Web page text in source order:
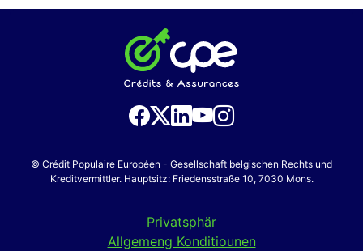
© Crédit Populaire Européen - Gesellschaft belgischen Rechts und
Kreditvermittler. Hauptsitz: Friedensstraße 10, 7030 Mons.
Privatsphär
Allgemeng Konditiounen